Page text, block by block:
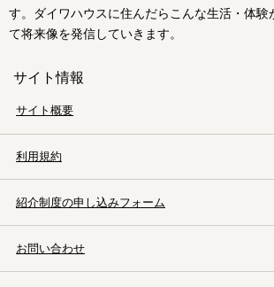
す。ダイワハウスに住んだらこんな生活・体験
て将来像を発信していきます。
サイト情報
サイト概要
利用規約
紹介制度の申し込みフォーム
お問い合わせ